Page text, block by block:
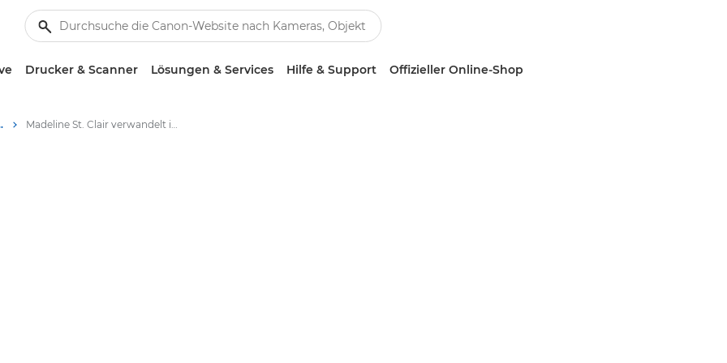
Drucker & Scanner Lösungen & Services Hilfe & Support Offizieller Online-Shop
die Zukunft Madeline St. Clair verwandelt ihre Träume in Taten und in Geschichten, die wirklich Bedeutung haben.